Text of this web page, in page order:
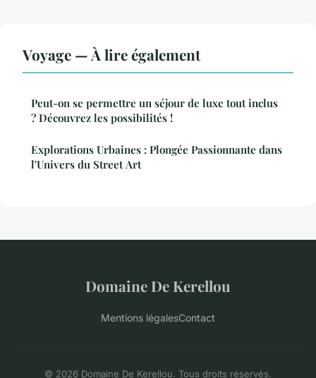
Voyage — À lire également
Peut-on se permettre un séjour de luxe tout inclus
? Découvrez les possibilités !
Explorations Urbaines : Plongée Passionnante dans
l'Univers du Street Art
Domaine De Kerellou
Mentions légalesContact
© 2026 Domaine De Kerellou. Tous droits réservés.